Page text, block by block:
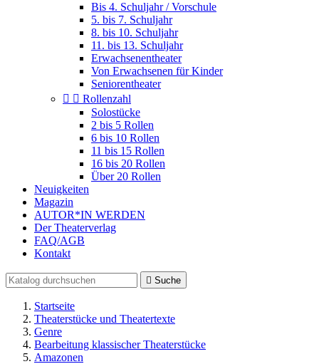
Bis 4. Schuljahr / Vorschule
5. bis 7. Schuljahr
8. bis 10. Schuljahr
11. bis 13. Schuljahr
Erwachsenentheater
Von Erwachsenen für Kinder
Seniorentheater
  Rollenzahl
Solostücke
2 bis 5 Rollen
6 bis 10 Rollen
11 bis 15 Rollen
16 bis 20 Rollen
Über 20 Rollen
Neuigkeiten
Magazin
AUTOR*IN WERDEN
Der Theaterverlag
FAQ/AGB
Kontakt
 Suche
Startseite
Theaterstücke und Theatertexte
Genre
Bearbeitung klassischer Theaterstücke
Amazonen